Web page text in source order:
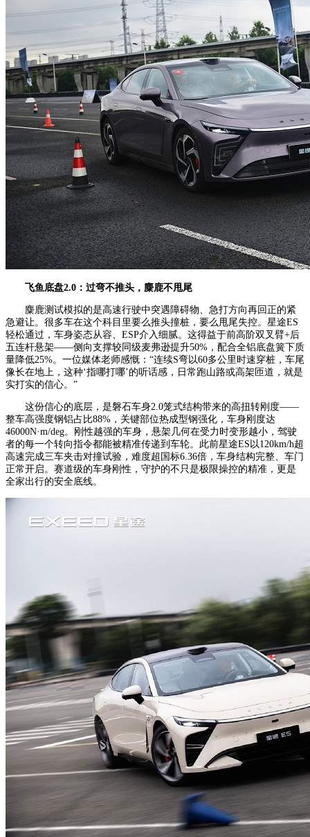
飞鱼底盘2.0： 过弯不推头，麋鹿不甩尾
麋鹿测试模拟的是高速行驶中突遇障碍物、急打方向再回正的紧
急避让。很多车在这个科目里要么推头撞桩，要么甩尾失控。星途ES
轻松通过，车身姿态从容、ESP介入细腻。这得益于前高阶双叉臂+后
五连杆悬架——侧向支撑较同级麦弗逊提升50%，配合全铝底盘簧下质
量降低25%。一位媒体老师感慨：“连续S弯以60多公里时速穿桩，车尾
像长在地上，这种‘指哪打哪’的听话感，日常跑山路或高架匝道，就是
实打实的信心。”
这份信心的底层，是磐石车身2.0笼式结构带来的高扭转刚度——
整车高强度钢铝占比88%，关键部位热成型钢强化，车身刚度达
46000N·m/deg。刚性越强的车身，悬架几何在受力时变形越小，驾驶
者的每一个转向指令都能被精准传递到车轮。此前星途ES以120km/h超
高速完成三车夹击对撞试验，难度超国标6.36倍，车身结构完整、车门
正常开启。赛道级的车身刚性，守护的不只是极限操控的精准，更是
全家出行的安全底线。